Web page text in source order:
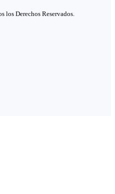
los Derechos Reservados.